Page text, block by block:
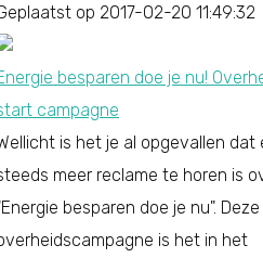
op 2017-02-20 11:49:32
besparen doe je nu!
campagne
is het je al opgevallen dat
meer reclame te horen is
besparen doe je nu". Deze
is het in het